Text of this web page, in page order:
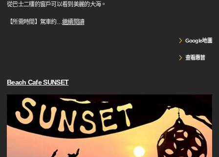
從巴士二樓的窗戶可以看到美麗的大海。
【所需時間】駕車約…繼續閱讀
Google地圖
查看惠普
Beach Cafe SUNSET